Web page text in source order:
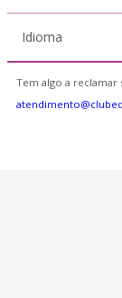
Idioma
Tem algo a reclamar